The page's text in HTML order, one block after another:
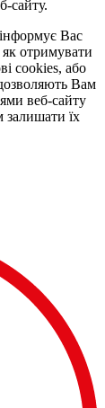
сайту.
Вас
отримувати
cookies, або
Вам
веб-сайту
залишати їх